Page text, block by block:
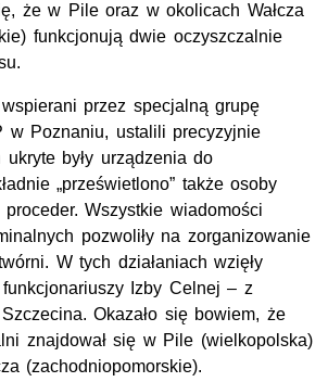
że w Pile oraz w okolicach Wałcza
funkcjonują dwie oczyszczalnie
przez specjalną grupę
w Poznaniu, ustalili precyzyjnie
były urządzenia do
„prześwietlono” także osoby
Wszystkie wiadomości
pozwoliły na zorganizowanie
W tych działaniach wzięły
Izby Celnej – z
Okazało się bowiem, że
znajdował się w Pile (wielkopolska)
(zachodniopomorskie).